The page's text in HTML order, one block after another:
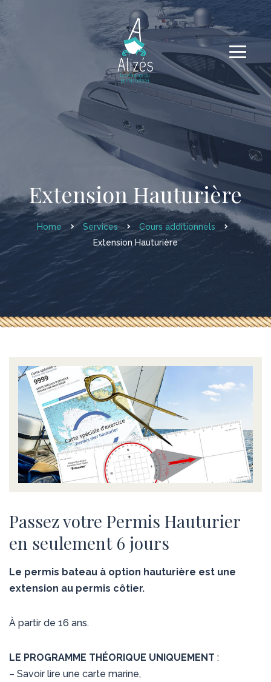
Extension Hauturière
Home Services
Cours additionnels
Extension Hauturière
Passez votre Permis Hauturier
en seulement 6 jours
Le permis bateau à option hauturière est une
extension au permis côtier.
À partir de 16 ans.
LE PROGRAMME THÉORIQUE UNIQUEMENT :
– Savoir lire une carte marine,